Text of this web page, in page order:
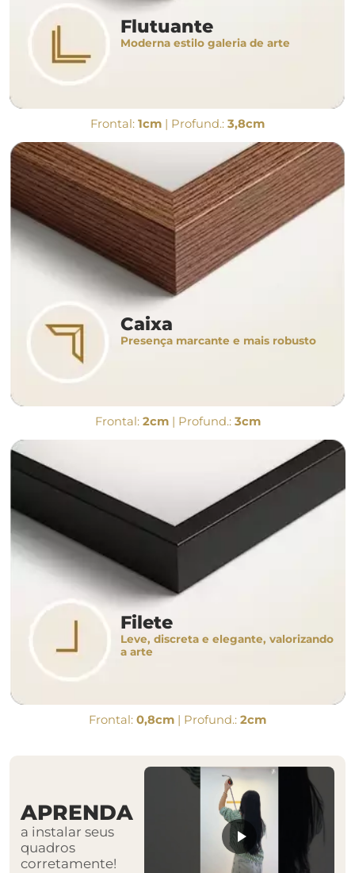
Flutuante
Moderna estilo galeria de arte
Frontal: 1cm | Profund.: 3,8cm
Caixa
Presença marcante e mais robusto
Frontal: 2cm| Profund.: 3cm
Filete
Leve, discreta e elegante, valorizando
a arte
Frontal: 0,8cm | Profund.: 2cm
APRENDA
a instalar seus
quadros
corretamente!